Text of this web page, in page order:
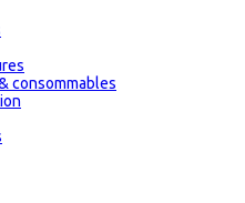
consommables